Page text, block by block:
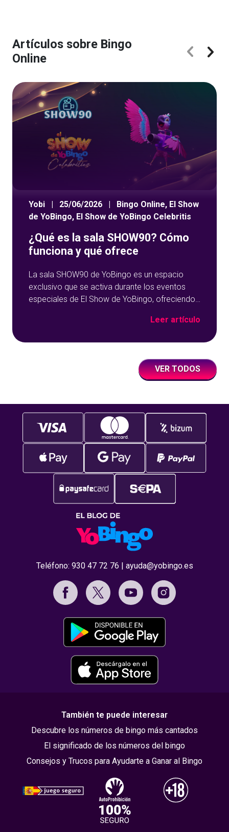
Artículos sobre Bingo
Online
Yobi | 25/06/2026 | Bingo Online, El Show
de YoBingo, El Show de YoBingo Celebritis
¿Qué es la sala SHOW90? Cómo
funciona y qué ofrece
La sala SHOW90 de YoBingo es un espacio
exclusivo que se activa durante los eventos
especiales de El Show de YoBingo, ofreciendo
Pensada para momentos concretos, esta sala
creando un entorno donde el entretenimiento
Leer artículo
VER TODOS
Teléfono: 930 47 72 76 | ayuda@yobingo.es
También te puede interesar
Descubre los números de bingo más cantados
El significado de los números del bingo
Consejos y Trucos para Ayudarte a Ganar al Bingo